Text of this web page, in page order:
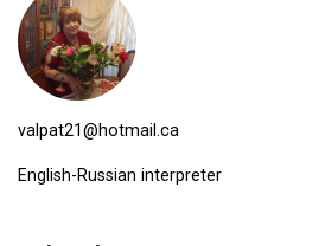
valpat21@hotmail.ca
English-Russian interpreter